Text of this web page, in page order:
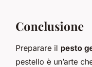
Conclusione
Preparare il pesto
pestello è un’arte